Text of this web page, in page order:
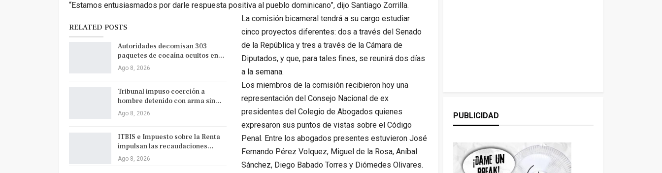
“Estamos entusiasmados por darle respuesta positiva al pueblo dominicano”, dijo Santiago Zorrilla.
RELATED POSTS
Autoridades decomisan 303
paquetes de cocaína ocultos en…
Ago 8, 2026
Tribunal impuso coerción a
hombre detenido con arma sin…
Ago 8, 2026
ITBIS e Impuesto sobre la Renta
impulsan las recaudaciones…
Ago 8, 2026
La comisión bicameral tendrá a su cargo estudiar
cinco proyectos diferentes: dos a través del Senado
de la República y tres a través de la Cámara de
Diputados, y que, para tales fines, se reunirá dos días
a la semana.
Los miembros de la comisión recibieron hoy una
representación del Consejo Nacional de ex
presidentes del Colegio de Abogados quienes
expresaron sus puntos de vistas sobre el Código
Penal. Entre los abogados presentes estuvieron José
Fernando Pérez Volquez, Miguel de la Rosa, Aníbal
Sánchez, Diego Babado Torres y Diómedes Olivares.
PUBLICIDAD